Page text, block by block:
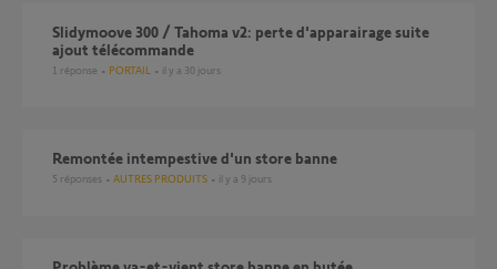
Slidymoove 300 / Tahoma v2: perte d'apparairage suite
ajout télécommande
1 réponse PORTAIL il y a 30 jours
Remontée intempestive d'un store banne
5 réponses AUTRES PRODUITS il y a 9 jours